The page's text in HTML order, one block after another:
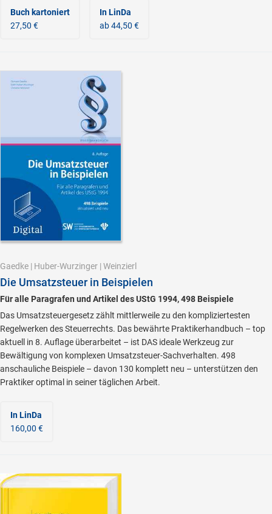
Buch kartoniert
27,50 €
In LinDa
ab 44,50 €
Gaedke | Huber-Wurzinger | Weinzierl
Die Umsatzsteuer in Beispielen
Für alle Paragrafen und Artikel des UStG 1994, 498 Beispiele
Das Umsatzsteuergesetz zählt mittlerweile zu den kompliziertesten
Regelwerken des Steuerrechts. Das bewährte Praktikerhandbuch – top
aktuell in 8. Auflage überarbeitet – ist DAS ideale Werkzeug zur
Bewältigung von komplexen Umsatzsteuer-Sachverhalten. 498
anschauliche Beispiele – davon 130 komplett neu – unterstützen den
Praktiker optimal in seiner täglichen Arbeit.
In LinDa
160,00 €